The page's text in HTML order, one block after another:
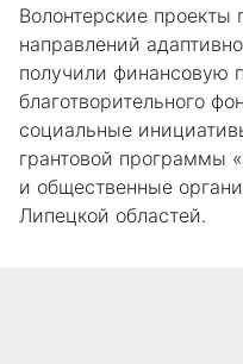
Волонтерские
направлений
получили финансовую
благотворительного
социальные
грантовой программы
и общественные
Липецкой областей.